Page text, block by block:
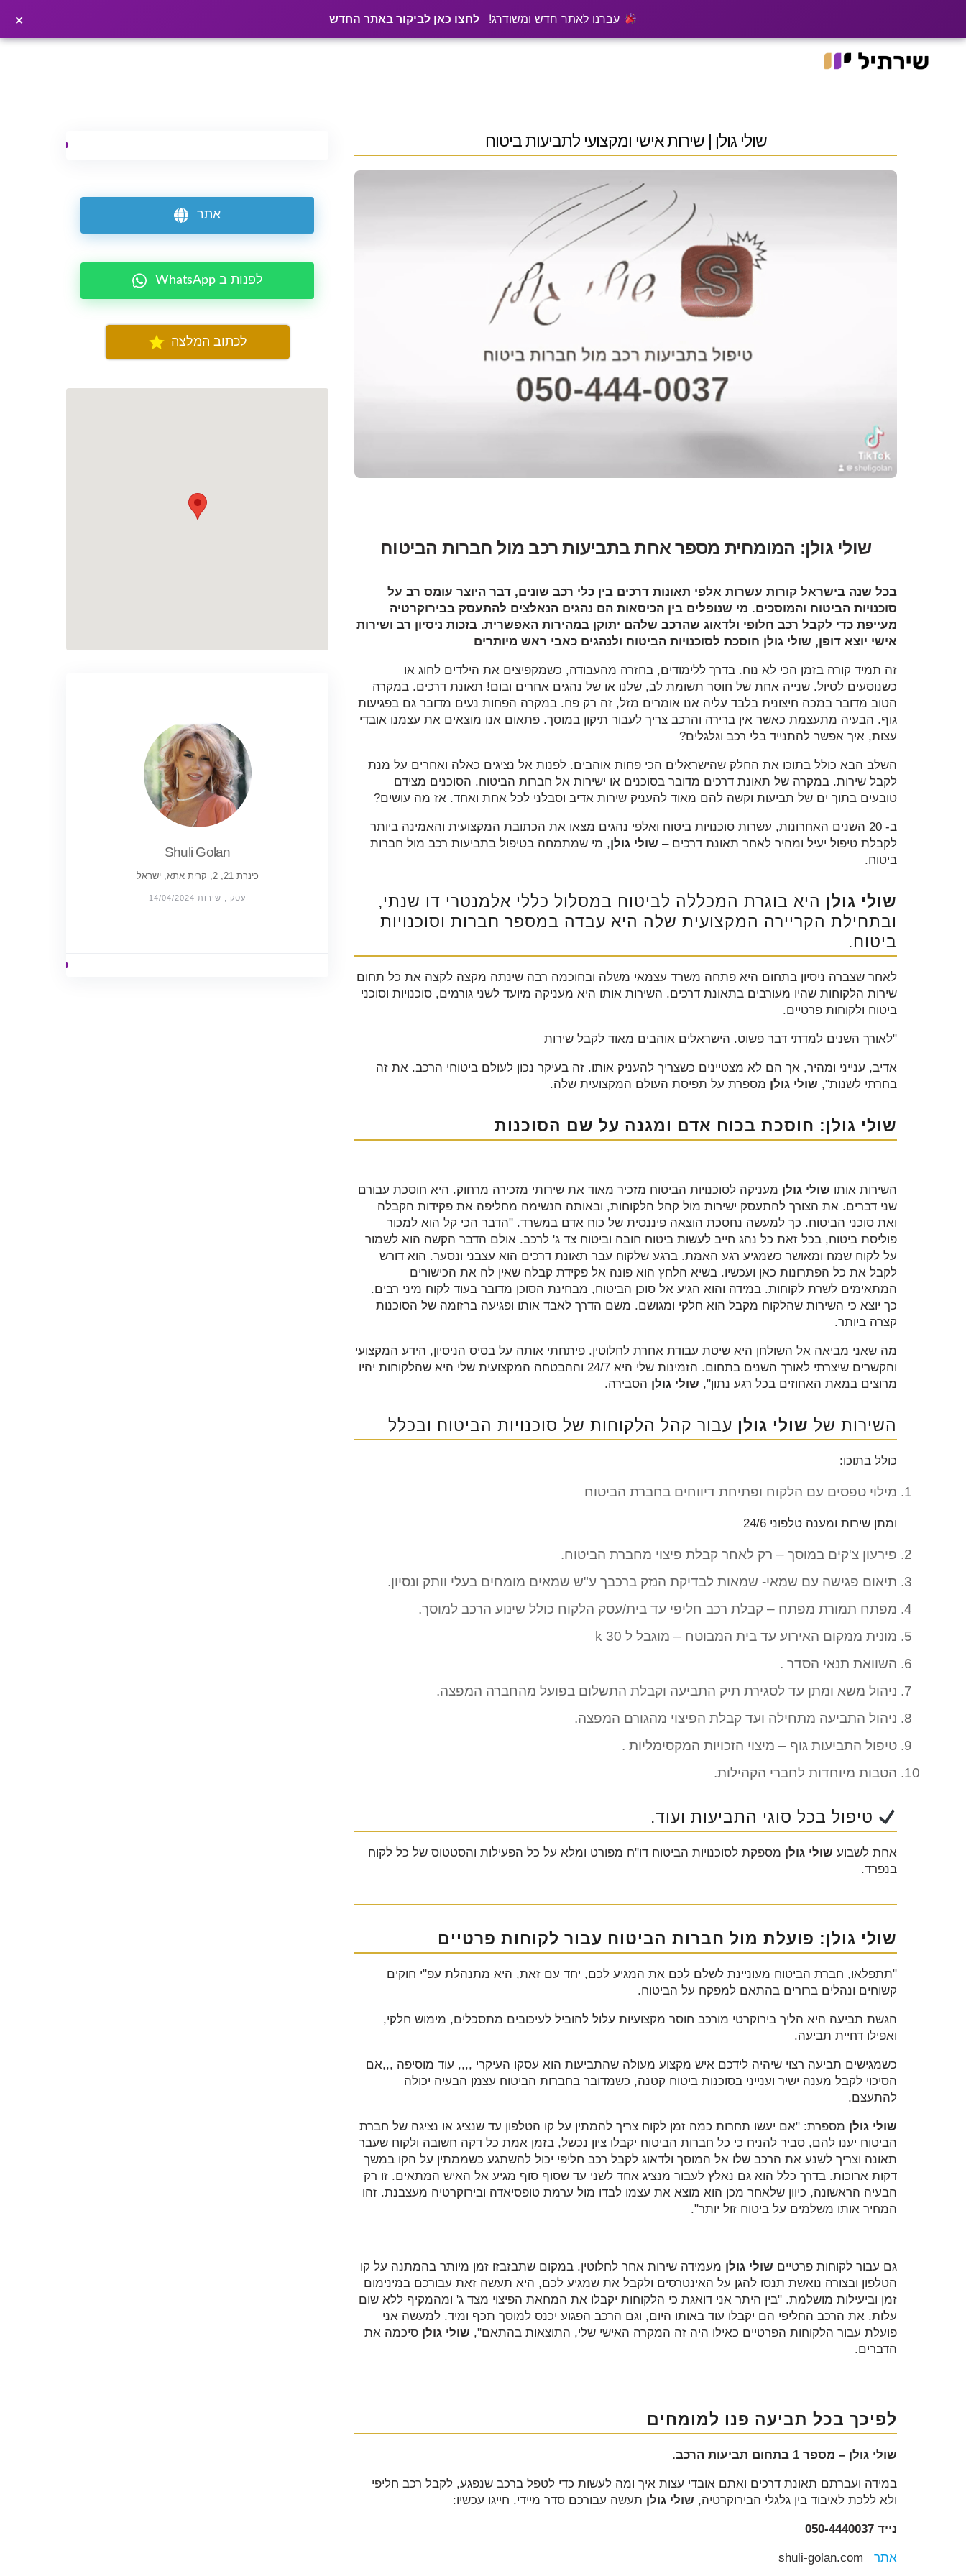
עברנו לאתר חדש ומשודרג! לחצו כאן לביקור באתר החדש × רוצים שלקוחות ימצאו אתכם בגוגל? שירתיל מפרסמת כתבה מקצועית עליכם·₪150 לשנה
Skip
שולי גולן | שירות אישי ומקצועי לתביעות ביטוח
שולי גולן: המומחית מספר אחת בתביעות רכב מול חברות הביטוח
בכל שנה בישראל קורות עשרות אלפי תאונות דרכים בין כלי רכב שונים, דבר היוצר עומס רב על
סוכנויות הביטוח והמוסכים. מי שנופלים בין הכיסאות הם נהגים הנאלצים להתעסק בבירוקרטיה
מעייפת כדי לקבל רכב חלופי ולדאוג שהרכב שלהם יתוקן במהירות האפשרית. בזכות ניסיון רב ושירות
אישי יוצא דופן, שולי גולן חוסכת לסוכנויות הביטוח ולנהגים כאבי ראש מיותרים
זה תמיד קורה בזמן הכי לא נוח. בדרך ללימודים, בחזרה מהעבודה, כשמקפיצים את הילדים לחוג או
כשנוסעים לטיול. שנייה אחת של חוסר תשומת לב, שלנו או של נהגים אחרים ובום! תאונת דרכים. במקרה
הטוב מדובר במכה חיצונית בלבד עליה אנו אומרים מזל, זה רק פח. במקרה הפחות נעים מדובר גם בפגיעות
גוף. הבעיה מתעצמת כאשר אין ברירה והרכב צריך לעבור תיקון במוסך. פתאום אנו מוצאים את עצמנו אובדי
עצות, איך אפשר להתנייד בלי רכב וגלגלים?
השלב הבא כולל בתוכו את החלק שהישראלים הכי פחות אוהבים. לפנות אל נציגים כאלה ואחרים על מנת
לקבל שירות. במקרה של תאונת דרכים מדובר בסוכנים או ישירות אל חברות הביטוח. הסוכנים מצידם
טובעים בתוך ים של תביעות וקשה להם מאוד להעניק שירות אדיב וסבלני לכל אחת ואחד. אז מה עושים?
ב- 20 השנים האחרונות, עשרות סוכנויות ביטוח ואלפי נהגים מצאו את הכתובת המקצועית והאמינה ביותר
לקבלת טיפול יעיל ומהיר לאחר תאונת דרכים – שולי גולן, מי שמתמחה בטיפול בתביעות רכב מול חברות
ביטוח.
שולי גולן היא בוגרת המכללה לביטוח במסלול כללי אלמנטרי דו שנתי,
ובתחילת הקריירה המקצועית שלה היא עבדה במספר חברות וסוכנויות
ביטוח.
לאחר שצברה ניסיון בתחום היא פתחה משרד עצמאי משלה ובחוכמה רבה שינתה מקצה לקצה את כל תחום
שירות הלקוחות שהיו מעורבים בתאונת דרכים. השירות אותו היא מעניקה מיועד לשני גורמים, סוכנויות וסוכני
ביטוח ולקוחות פרטיים.
"לאורך השנים למדתי דבר פשוט. הישראלים אוהבים מאוד לקבל שירות
אדיב, ענייני ומהיר, אך הם לא מצטיינים כשצריך להעניק אותו. זה בעיקר נכון לעולם ביטוחי הרכב. את זה
בחרתי לשנות", שולי גולן מספרת על תפיסת העולם המקצועית שלה.
שולי גולן: חוסכת בכוח אדם ומגנה על שם הסוכנות
השירות אותו שולי גולן מעניקה לסוכנויות הביטוח מזכיר מאוד את שירותי מזכירה מרחוק. היא חוסכת עבורם
שני דברים. את הצורך להתעסק ישירות מול קהל הלקוחות, ובאותה הנשימה מחליפה את פקידות הקבלה
ואת סוכני הביטוח. כך למעשה נחסכת הוצאה פיננסית של כוח אדם במשרד. "הדבר הכי קל הוא למכור
פוליסת ביטוח, בכל זאת כל נהג חייב לעשות ביטוח חובה וביטוח צד ג' לרכב. אולם הדבר הקשה הוא לשמור
על לקוח שמח ומאושר כשמגיע רגע האמת. ברגע שלקוח עבר תאונת דרכים הוא עצבני ונסער. הוא דורש
לקבל את כל הפתרונות כאן ועכשיו. בשיא הלחץ הוא פונה אל פקידת קבלה שאין לה את הכישורים
המתאימים לשרת לקוחות. במידה והוא הגיע אל סוכן הביטוח, מבחינת הסוכן מדובר בעוד לקוח מיני רבים.
כך יוצא כי השירות שהלקוח מקבל הוא חלקי ומגושם. משם הדרך לאבד אותו ופגיעה ברזומה של הסוכנות
קצרה ביותר.
מה שאני מביאה אל השולחן היא שיטת עבודת אחרת לחלוטין. פיתחתי אותה על בסיס הניסיון, הידע המקצועי
והקשרים שיצרתי לאורך השנים בתחום. הזמינות שלי היא 24/7 וההבטחה המקצועית שלי היא שהלקוחות יהיו
מרוצים במאת האחוזים בכל רגע נתון", שולי גולן הסבירה.
השירות של שולי גולן עבור קהל הלקוחות של סוכנויות הביטוח ובכלל
כולל בתוכו:
מילוי טפסים עם הלקוח ופתיחת דיווחים בחברת הביטוח
ומתן שירות ומענה טלפוני 24/6
פירעון צ'קים במוסך – רק לאחר קבלת פיצוי מחברת הביטוח.
תיאום פגישה עם שמאי- שמאות לבדיקת הנזק ברכבך ע"ש שמאים מומחים בעלי וותק ונסיון.
מפתח תמורת מפתח – קבלת רכב חליפי עד בית/עסק הלקוח כולל שינוע הרכב למוסך.
מונית ממקום האירוע עד בית המבוטח – מוגבל ל 30 k
השוואת תנאי הסדר .
ניהול משא ומתן עד לסגירת תיק התביעה וקבלת התשלום בפועל מהחברה המפצה.
ניהול התביעה מתחילה ועד קבלת הפיצוי מהגורם המפצה.
טיפול התביעות גוף – מיצוי הזכויות המקסימליות .
הטבות מיוחדות לחברי הקהילות.
טיפול בכל סוגי התביעות ועוד.
אחת לשבוע שולי גולן מספקת לסוכנויות הביטוח דו"ח מפורט ומלא על כל הפעילות והסטטוס של כל לקוח
בנפרד.
שולי גולן: פועלת מול חברות הביטוח עבור לקוחות פרטיים
"תתפלאו, חברת הביטוח מעוניינת לשלם לכם את המגיע לכם, יחד עם זאת, היא מתנהלת עפ"י חוקים
קשוחים ונהלים ברורים בהתאם למפקח על הביטוח.
הגשת תביעה היא הליך בירוקרטי מורכב חוסר מקצועיות עלול להוביל לעיכובים מתסכלים, מימוש חלקי,
ואפילו דחיית תביעה.
כשמגישים תביעה רצוי שיהיה לידכם איש מקצוע מעולה שהתביעות הוא עסקו העיקרי ,,,, עוד מוסיפה ,,,אם
הסיכוי לקבל מענה ישיר וענייני בסוכנות ביטוח קטנה, כשמדובר בחברות הביטוח עצמן הבעיה יכולה
להתעצם.
שולי גולן מספרת: "אם יעשו תחרות כמה זמן לקוח צריך להמתין על קו הטלפון עד שנציג או נציגה של חברת
הביטוח יענו להם, סביר להניח כי כל חברות הביטוח יקבלו ציון נכשל, בזמן אמת כל דקה חשובה ולקוח שעבר
תאונה וצריך לשנע את הרכב שלו אל המוסך ולדאוג לקבל רכב חליפי יכול להשתגע כשממתין על הקו במשך
דקות ארוכות. בדרך כלל הוא גם נאלץ לעבור מנציג אחד לשני עד שסוף סוף מגיע אל האיש המתאים. זו רק
הבעיה הראשונה, כיוון שלאחר מכן הוא מוצא את עצמו לבדו מול ערמת טופסיאדה ובירוקרטיה מעצבנת. זהו
המחיר אותו משלמים על ביטוח זול יותר".
גם עבור לקוחות פרטיים שולי גולן מעמידה שירות אחר לחלוטין. במקום שתבזבזו זמן מיותר בהמתנה על קו
הטלפון ובצורה נואשת תנסו להגן על האינטרסים ולקבל את שמגיע לכם, היא תעשה זאת עבורכם במינימום
זמן וביעילות מושלמת. "בין היתר אני דואגת כי הלקוחות יקבלו את המחאת הפיצוי מצד ג' ומהמקיף ללא שום
עלות. את הרכב החליפי הם יקבלו עוד באותו היום, וגם הרכב הפגוע יכנס למוסך תכף ומיד. למעשה אני
פועלת עבור הלקוחות הפרטיים כאילו היה זה המקרה האישי שלי, התוצאות בהתאם", שולי גולן סיכמה את
הדברים.
לפיכך בכל תביעה פנו למומחים
שולי גולן – מספר 1 בתחום תביעות הרכב.
במידה ועברתם תאונת דרכים ואתם אובדי עצות איך ומה לעשות כדי לטפל ברכב שנפגע, לקבל רכב חליפי
ולא ללכת לאיבוד בין גלגלי הבירוקרטיה, שולי גולן תעשה עבורכם סדר מיידי. חייגו עכשיו:
נייד 050-4440037
אתר
אתר
WhatsApp לפנות ב
לכתוב המלצה
Shuli Golan
כינרת 21, 2, קרית אתא, ישראל
עסק , שירות 14/04/2024